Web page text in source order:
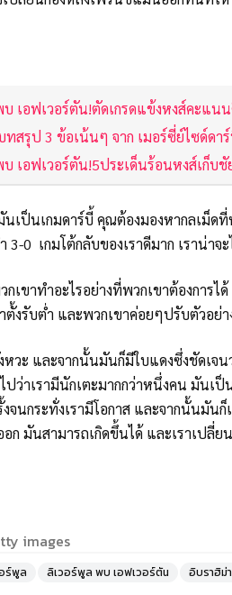
เอฟเวอร์ตัน!ตัดเกรดแข้งหงส์คะแน
ทสรุป 3 ข้อเน้นๆ จาก เมอร์ซี่ย์ไซด์ดา
เอฟเวอร์ตัน!5ประเด็นร้อนหงส์เก็บชั
เป็นเกมดาร์บี้ คุณต้องมองหากลเม็ด
3-0 เกมโต้กลับของเราดีมาก เราน่า
เขาทำอะไรอย่างที่พวกเขาต้องการไ
ตั้งรับต่ำ และพวกเขาค่อยๆปรับตัวอย่
วะ และจากนั้นมันก็มีใบแดงซึ่งชัดเจน
ปว่าเรามีนักเตะมากกว่าหนึ่งคน มันเ
จนกระทั่งเรามีโอกาส และจากนั้นมั
อก มันสามารถเกิดขึ้นได้ และเราเปลี่
images
ร์พูล ลิเวอร์พูล พบ เอฟเวอร์ตัน อิบราฮิม่